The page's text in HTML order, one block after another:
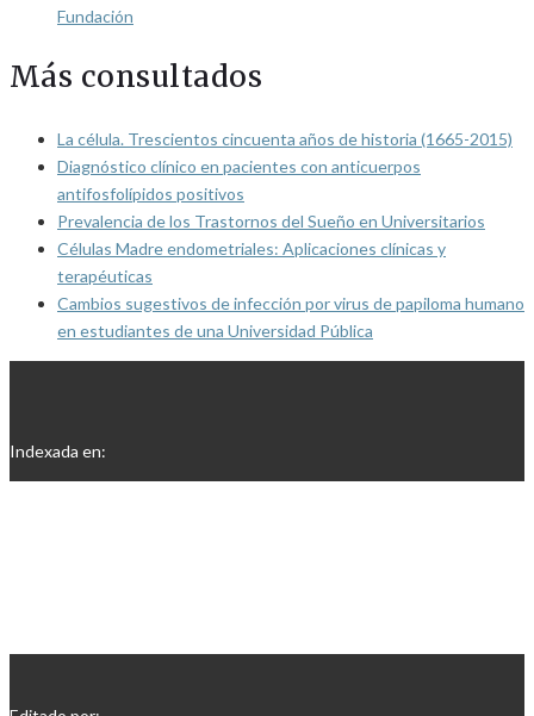
Fundación
Más consultados
La célula. Trescientos cincuenta años de historia (1665-2015)
Diagnóstico clínico en pacientes con anticuerpos
antifosfolípidos positivos
Prevalencia de los Trastornos del Sueño en Universitarios
Células Madre endometriales: Aplicaciones clínicas y
terapéuticas
Cambios sugestivos de infección por virus de papiloma humano
en estudiantes de una Universidad Pública
Indexada en: